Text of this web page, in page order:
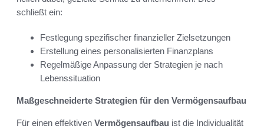
schließt ein:
Festlegung spezifischer finanzieller Zielsetzungen
Erstellung eines personalisierten Finanzplans
Regelmäßige Anpassung der Strategien je nach
Lebenssituation
Maßgeschneiderte Strategien für den Vermögensaufbau
Für einen effektiven Vermögensaufbau ist die Individualität